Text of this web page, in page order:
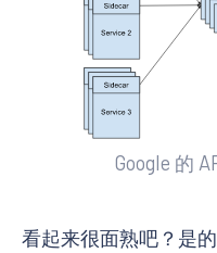
Google 的
看起来很面熟吧？是